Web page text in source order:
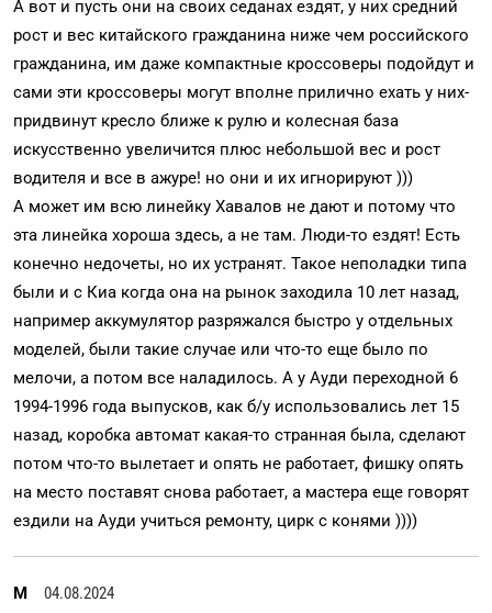
А вот и пусть они на своих седанах ездят, у них средний
рост и вес китайского гражданина ниже чем российского
гражданина, им даже компактные кроссоверы подойдут и
сами эти кроссоверы могут вполне прилично ехать у них-
придвинут кресло ближе к рулю и колесная база
искусственно увеличится плюс небольшой вес и рост
водителя и все в ажуре! но они и их игнорируют )))
А может им всю линейку Хавалов не дают и потому что
эта линейка хороша здесь, а не там. Люди-то ездят! Есть
конечно недочеты, но их устранят. Такое неполадки типа
были и с Киа когда она на рынок заходила 10 лет назад,
например аккумулятор разряжался быстро у отдельных
моделей, были такие случае или что-то еще было по
мелочи, а потом все наладилось. А у Ауди переходной 6
1994-1996 года выпусков, как б/у использовались лет 15
назад, коробка автомат какая-то странная была, сделают
потом что-то вылетает и опять не работает, фишку опять
на место поставят снова работает, а мастера еще говорят
ездили на Ауди учиться ремонту, цирк с конями ))))
М 04.08.2024